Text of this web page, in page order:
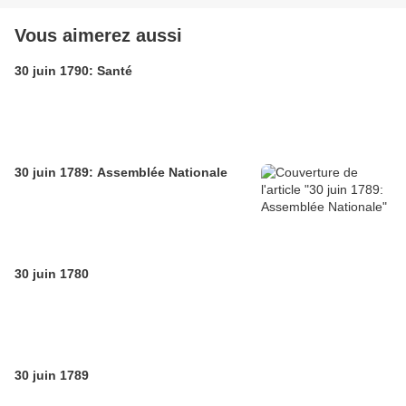
Vous aimerez aussi
30 juin 1790: Santé
30 juin 1789: Assemblée Nationale
30 juin 1780
30 juin 1789